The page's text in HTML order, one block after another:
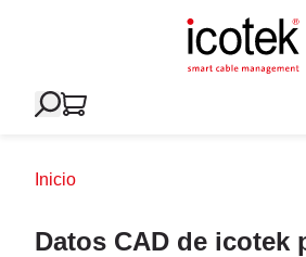
Inicio
Datos CAD de icotek